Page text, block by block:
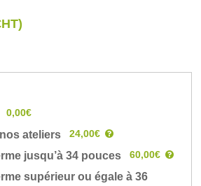
HT)
0,00€
ateliers 24,00€
jusqu’à 34 pouces 60,00€
supérieur ou égale à 36